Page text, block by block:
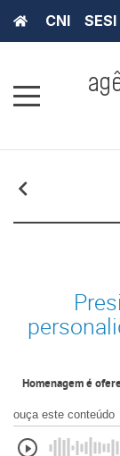
CNI SESI
Homenagem é
ouça este conteúdo